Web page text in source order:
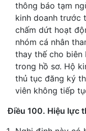
thông báo tạm
kinh doanh trước
chấm dứt hoạt
nhóm cá nhân
thay thế cho biên
trong hồ sơ. Hộ
thủ tục đăng ký
viên không tiếp
Điều 100. Hiệu lực